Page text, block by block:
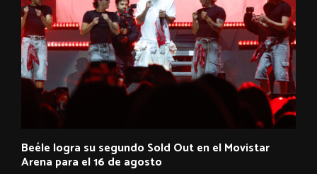
Beéle logra su segundo Sold Out en el Movistar
Arena para el 16 de agosto